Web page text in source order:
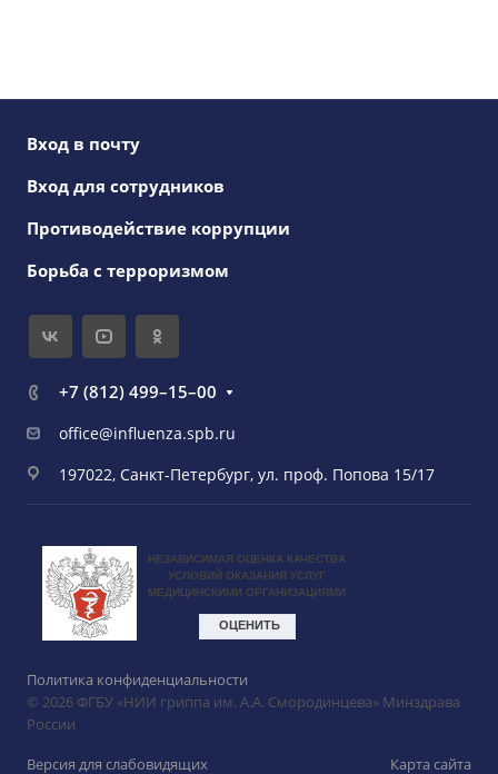
Вход в почту
Вход для сотрудников
Противодействие коррупции
Борьба с терроризмом
+7 (812) 499–15–00
office@influenza.spb.ru
197022, Санкт-Петербург, ул. проф. Попова 15/17
Политика конфиденциальности
© 2026 ФГБУ «НИИ гриппа им. А.А. Смородинцева» Минздрава
России
Версия для слабовидящих
Карта сайта